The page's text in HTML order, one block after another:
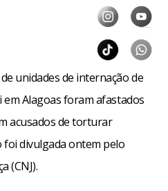
unidades de internação de
Alagoas foram afastados
acusados de torturar
foi divulgada ontem pelo
(CNJ).